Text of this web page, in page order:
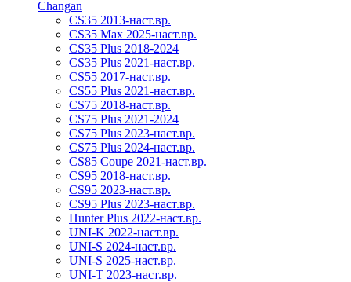
Changan
CS35 2013-наст.вр.
CS35 Max 2025-наст.вр.
CS35 Plus 2018-2024
CS35 Plus 2021-наст.вр.
CS55 2017-наст.вр.
CS55 Plus 2021-наст.вр.
CS75 2018-наст.вр.
CS75 Plus 2021-2024
CS75 Plus 2023-наст.вр.
CS75 Plus 2024-наст.вр.
CS85 Coupe 2021-наст.вр.
CS95 2018-наст.вр.
CS95 2023-наст.вр.
CS95 Plus 2023-наст.вр.
Hunter Plus 2022-наст.вр.
UNI-K 2022-наст.вр.
UNI-S 2024-наст.вр.
UNI-S 2025-наст.вр.
UNI-T 2023-наст.вр.